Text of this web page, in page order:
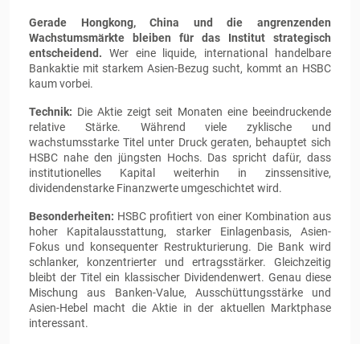
Gerade Hongkong, China und die angrenzenden
Wachstumsmärkte bleiben für das Institut strategisch
entscheidend. Wer eine liquide, international handelbare
Bankaktie mit starkem Asien-Bezug sucht, kommt an HSBC
kaum vorbei.
Technik: Die Aktie zeigt seit Monaten eine beeindruckende
relative Stärke. Während viele zyklische und
wachstumsstarke Titel unter Druck geraten, behauptet sich
HSBC nahe den jüngsten Hochs. Das spricht dafür, dass
institutionelles Kapital weiterhin in zinssensitive,
dividendenstarke Finanzwerte umgeschichtet wird.
Besonderheiten: HSBC profitiert von einer Kombination aus
hoher Kapitalausstattung, starker Einlagenbasis, Asien-
Fokus und konsequenter Restrukturierung. Die Bank wird
schlanker, konzentrierter und ertragsstärker. Gleichzeitig
bleibt der Titel ein klassischer Dividendenwert. Genau diese
Mischung aus Banken-Value, Ausschüttungsstärke und
Asien-Hebel macht die Aktie in der aktuellen Marktphase
interessant.